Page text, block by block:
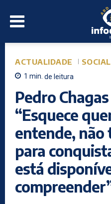
ACTUALIDADE
1 min. de leitura
Pedro
“Esquece
entende, não
para
está